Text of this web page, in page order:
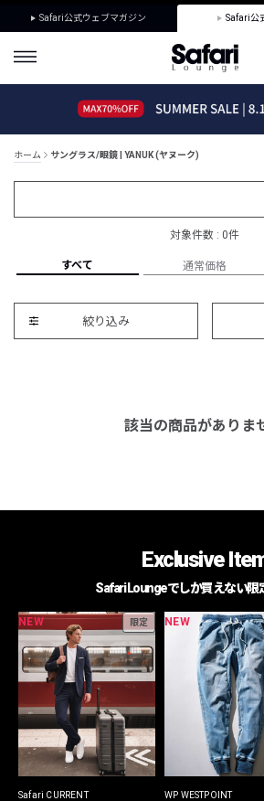
Safari公式ウェブマガジン Safari公
ホーム サングラス/眼鏡 | YANUK (ヤヌーク)
対象件数 : 0件
すべて 通常価格
絞り込み
該当の商品がありま
Exclusive
Safari Loungeでしか買えない限
NEW 限定
Safari CURRENT
NEW
WP WESTPOINT